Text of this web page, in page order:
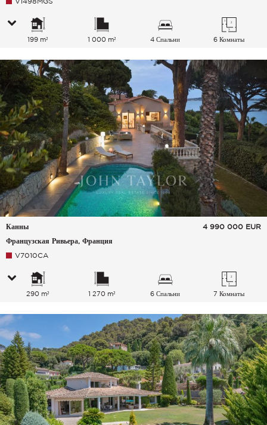
199 m² 1 000 m² 4 Спальни 6 Комнаты
Канны
Французская Ривьера, Франция
4 990 000 EUR
V7010CA
290 m² 1 270 m² 6 Спальни 7 Комнаты